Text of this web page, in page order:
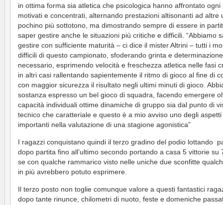
in ottima forma sia atletica che psicologica hanno affrontato ogni
motivati e concentrati, alternando prestazioni altisonanti ad altre
pochino più sottotono, ma dimostrando sempre di essere in
saper gestire anche le situazioni più critiche e difficili. “Abbiamo
gestire con sufficiente maturità – ci dice il mister Altrini – tutti i
difficili di questo campionato, sfoderando grinta e
necessario, esprimendo velocità e freschezza atletica nelle fasi
in altri casi rallentando sapientemente il ritmo di gioco al fine di
con maggior sicurezza il risultato negli ultimi minuti di gioco.
sostanza espresso un bel gioco di squadra, facendo emergere
capacità individuali ottime dinamiche di gruppo sia dal punto di
tecnico che caratteriale e questo è a mio avviso uno degli aspetti
importanti nella valutazione di una stagione agonistica”
I ragazzi conquistano quindi il terzo gradino del podio lottando
dopo partita fino all’ultimo secondo portando a casa 5 vittorie su
se con qualche rammarico visto nelle uniche due sconfitte
in più avrebbero potuto esprimere.
Il terzo posto non toglie comunque valore a questi fantastici
dopo tante rinunce, chilometri di nuoto, feste e domeniche